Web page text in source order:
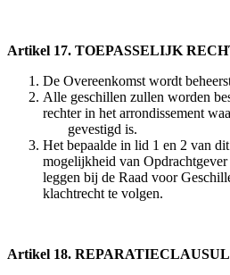
Artikel 17. TOEPASSELIJK
De Overeenkomst wordt
Alle geschillen zullen worden
rechter in het arrondissement
gevestigd is.
Het bepaalde in lid 1 en 2 van
mogelijkheid van
leggen bij de Raad voor
klachtrecht te volgen.
Artikel 18.